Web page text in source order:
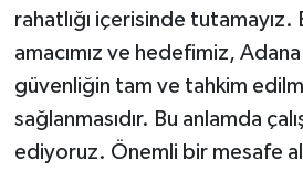
rahatlığı içerisinde tutamayız.
amacımız ve hedefimiz,
güvenliğin tam ve tahkim
sağlanmasıdır. Bu anlamda
ediyoruz. Önemli bir mesafe